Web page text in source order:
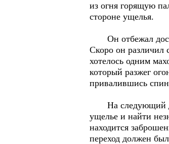
из огня горящую
стороне ущелья.
Он отбежал
Скоро он различил
хотелось одним
который разжег
привалившись
На следующий
ущелье и найти
находится
переход должен